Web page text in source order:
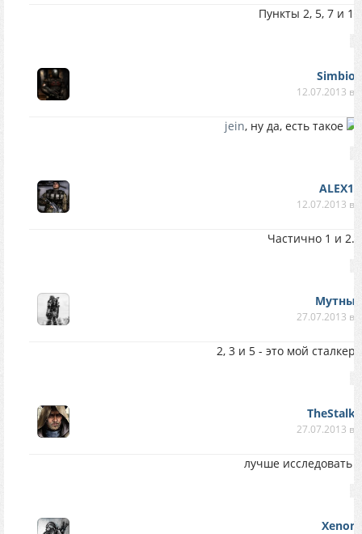
Пункты 2, 5, 7 и
Simbion
12.07.2013 в
jein, ну да, есть такое
ALEX13
12.07.2013 в
Частично 1 и 2.
27.07.2013 в
2, 3 и 5 - это мой сталкер
27.07.2013 в
лучше исследовать
Xenon